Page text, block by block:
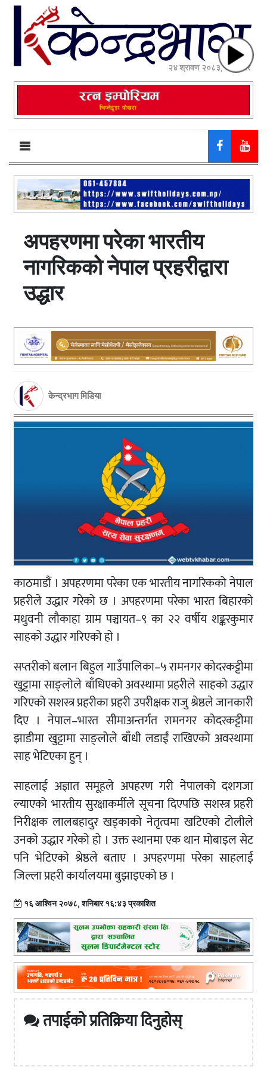
२४ श्रावण २०८३, आईतवार
अपहरणमा परेका भारतीय
नागरिकको नेपाल प्रहरीद्वारा
उद्धार
केन्द्रभाग मिडिया
काठमाडौं । अपहरणमा परेका एक भारतीय नागरिकको नेपाल
प्रहरीले उद्धार गरेको छ । अपहरणमा परेका भारत बिहारको
मधुवनी लौकाहा ग्राम पञ्चायत–९ का २२ वर्षीय शङ्करकुमार
साहको उद्धार गरिएको हो ।
सप्तरीको बलान बिहुल गाउँपालिका–५ रामनगर कोदरकट्टीमा
खुट्टामा साङ्लोले बाँधिएको अवस्थामा प्रहरीले साहको उद्धार
गरिएको सशस्त्र प्रहरीका प्रहरी उपरीक्षक राजु श्रेष्ठले जानकारी
दिए । नेपाल–भारत सीमाअन्तर्गत रामनगर कोदरकट्टीमा
झाडीमा खुट्टामा साङ्लोले बाँधी लडाईं राखिएको अवस्थामा
साह भेटिएका हुन् ।
साहलाई अज्ञात समूहले अपहरण गरी नेपालको दशगजा
ल्याएको भारतीय सुरक्षाकर्मीले सूचना दिएपछि सशस्त्र प्रहरी
निरीक्षक लालबहादुर खड्काको नेतृत्वमा खटिएको टोलीले
उनको उद्धार गरेको हो । उक्त स्थानमा एक थान मोबाइल सेट
पनि भेटिएको श्रेष्ठले बताए । अपहरणमा परेका साहलाई
जिल्ला प्रहरी कार्यालयमा बुझाइएको छ ।
१६ आश्विन २०७८, शनिबार १६:४३ प्रकाशित
तपाईको प्रतिक्रिया दिनुहोस्